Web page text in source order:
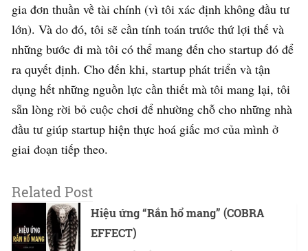
gia đơn thuần về tài chính (vì tôi xác định không đầu tư
lớn). Và do đó, tôi sẽ cần tính toán trước thứ lợi thế và
những bước đi mà tôi có thể mang đến cho startup đó để
ra quyết định. Cho đến khi, startup phát triển và tận
dụng hết những nguồn lực cần thiết mà tôi mang lại, tôi
sẵn lòng rời bỏ cuộc chơi để nhường chỗ cho những nhà
đầu tư giúp startup hiện thực hoá giấc mơ của mình ở
giai đoạn tiếp theo.
Related Post
Hiệu ứng “Rắn hổ mang” (COBRA
EFFECT)